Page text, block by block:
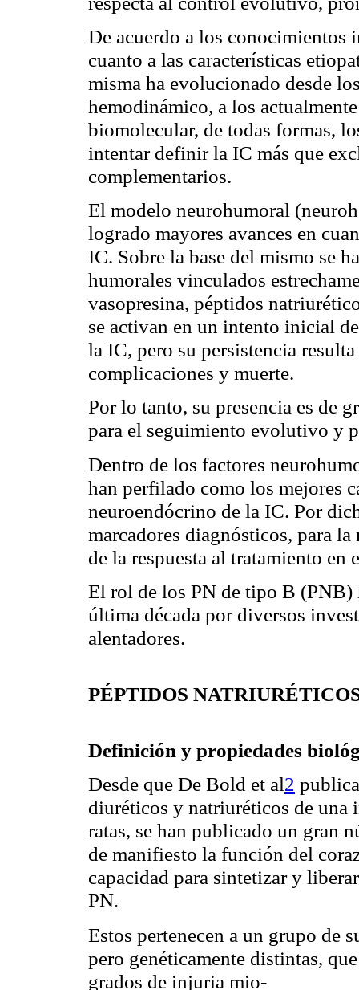
De acuerdo a los conocimientos
cuanto a las características
misma ha evolucionado desde
hemodinámico, a los
biomolecular, de todas formas,
intentar definir la IC más que
complementarios.
El modelo neurohumoral
logrado mayores avances en
IC. Sobre la base del mismo se
humorales vinculados
vasopresina, péptidos
se activan en un intento inicial
la IC, pero su persistencia
complicaciones y muerte.
Por lo tanto, su presencia es de
para el seguimiento evolutivo y
Dentro de los factores
han perfilado como los mejores
neuroendócrino de la IC. Por
marcadores diagnósticos, para
de la respuesta al tratamiento en
El rol de los PN de tipo B (PNB)
última década por diversos
alentadores.
PÉPTIDOS
Definición y propiedades
Desde que De Bold et al2
diuréticos y natriuréticos de una
ratas, se han publicado un gran
de manifiesto la función del
capacidad para sintetizar y
PN.
Estos pertenecen a un grupo de
pero genéticamente distintas,
grados de injuria mio-